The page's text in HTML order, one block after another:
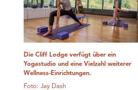
Die Cliff Lodge verfügt über ein
Yogastudio und eine Vielzahl weiterer
Wellness-Einrichtungen.
Foto: Jay Dash